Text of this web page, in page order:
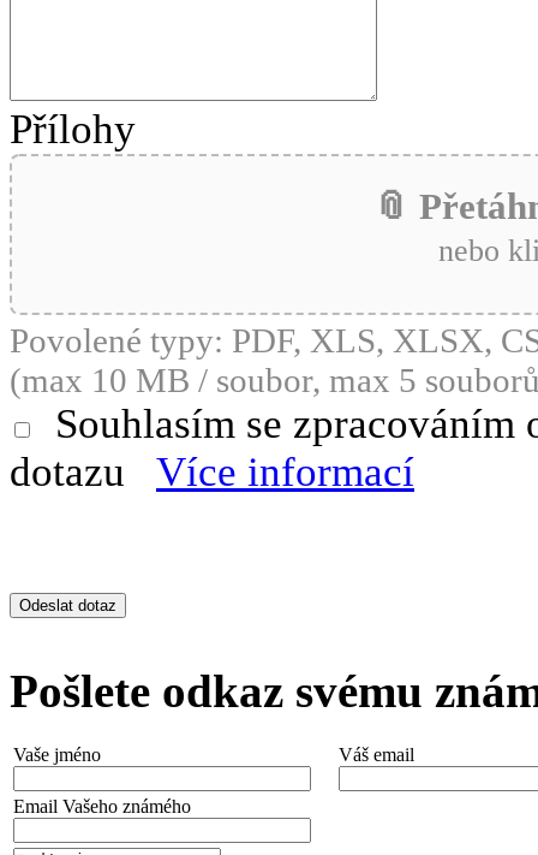
Přílohy
📎
nebo
Povolené typy: PDF, XLS, XLSX,
(max 10 MB / soubor, max 5
Souhlasím se
dotazu
Více informací
Pošlete odkaz svému
Vaše jméno Váš email
Email Vašeho známého